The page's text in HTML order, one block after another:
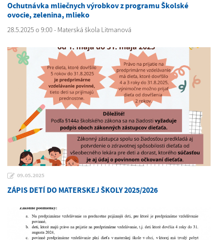
Ochutnávka mliečnych výrobkov z programu Školské
ovocie, zelenina, mlieko
28.5.2025 o 9:00 - Materská škola Litmanová
09.05.2025
ZÁPIS DETÍ DO MATERSKEJ ŠKOLY 2025/2026